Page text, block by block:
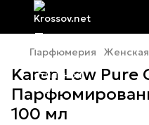
Парфюмерия
Karen Low Pure
100 мл